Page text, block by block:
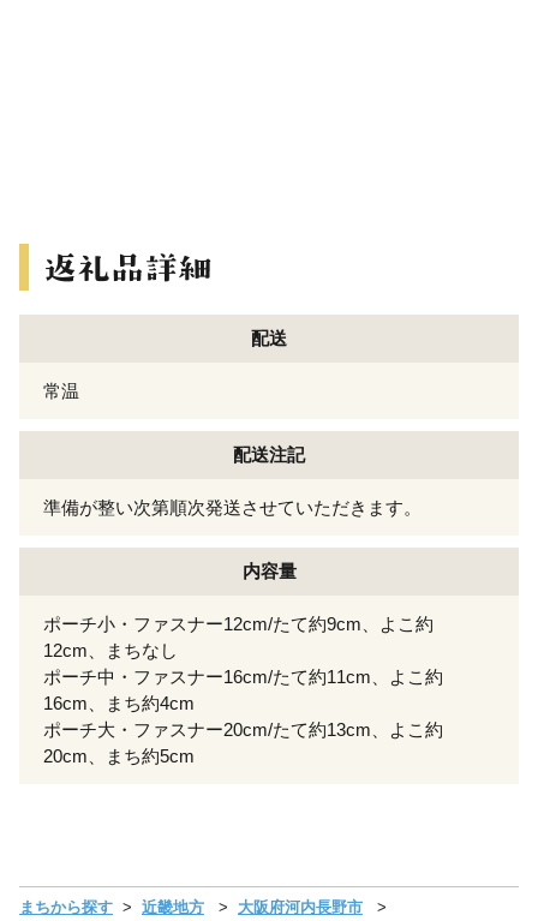
配送
常温
配送注記
準備が整い次第順次発送させていただきます。
内容量
ポーチ小・ファスナー12cm/たて約9cm、よこ約
12cm、まちなし
ポーチ中・ファスナー16cm/たて約11cm、よこ約
16cm、まち約4cm
ポーチ大・ファスナー20cm/たて約13cm、よこ約
20cm、まち約5cm
まちから探す 近畿地方 大阪府河内長野市